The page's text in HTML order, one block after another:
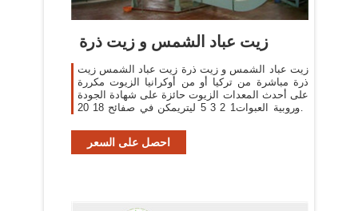
زيت عباد الشمس و زيت ذرة
زيت عباد الشمس و زيت ذرة زيت عباد الشمس زيت
ذرة مباشرة من تركيا أو من أوكرانيا الزيوت مكررة
على أحدث المعدات الزيوت حائزة على شهادة الجودة
الأوروبية العبوات1 2 3 5 ليتريمكن في صفائح 18 20
احصل على السعر